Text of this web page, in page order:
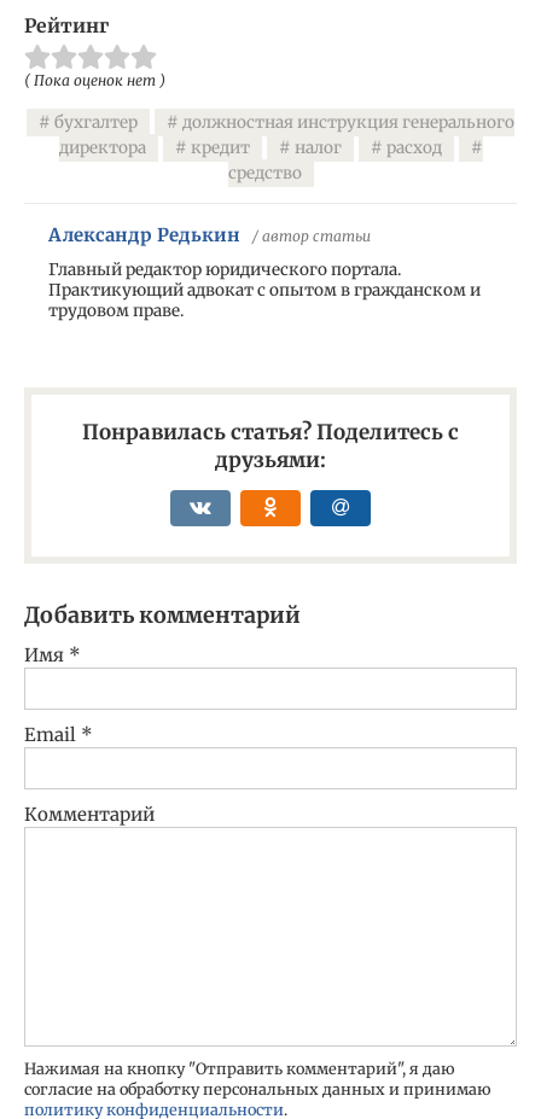
Рейтинг
( Пока оценок нет )
бухгалтер
должностная инструкция генерального
директора
кредит налог
расход
средство
Александр Редькин / автор статьи
Главный редактор юридического портала.
Практикующий адвокат с опытом в гражданском и
трудовом праве.
Понравилась статья? Поделитесь с
друзьями:
Добавить комментарий
Имя *
Email *
Комментарий
Нажимая на кнопку "Отправить комментарий", я даю
согласие на обработку персональных данных и принимаю
политику конфиденциальности.